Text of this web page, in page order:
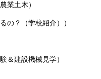
業土木）
の？（学校紹介））
＆建設機械見学）